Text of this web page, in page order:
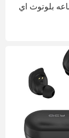
بلوتوث اي